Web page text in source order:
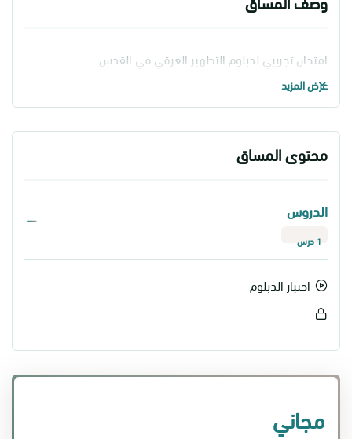
امتحان تجريبي لدبلوم التطهير العرقي في القدس
عرض المزيد
محتوى المساق
الدروس
1 درس
احتبار الدبلوم
مجاني